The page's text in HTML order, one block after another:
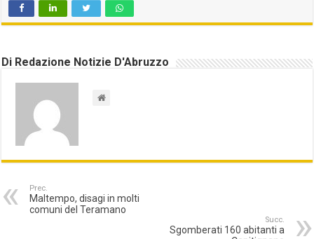
Di Redazione Notizie D'Abruzzo
Prec.
Maltempo, disagi in molti
comuni del Teramano
Succ.
Sgomberati 160 abitanti a